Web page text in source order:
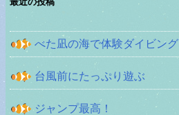
最近の投稿
べた凪の海で体験ダイビング
台風前にたっぷり遊ぶ
ジャンプ最高！